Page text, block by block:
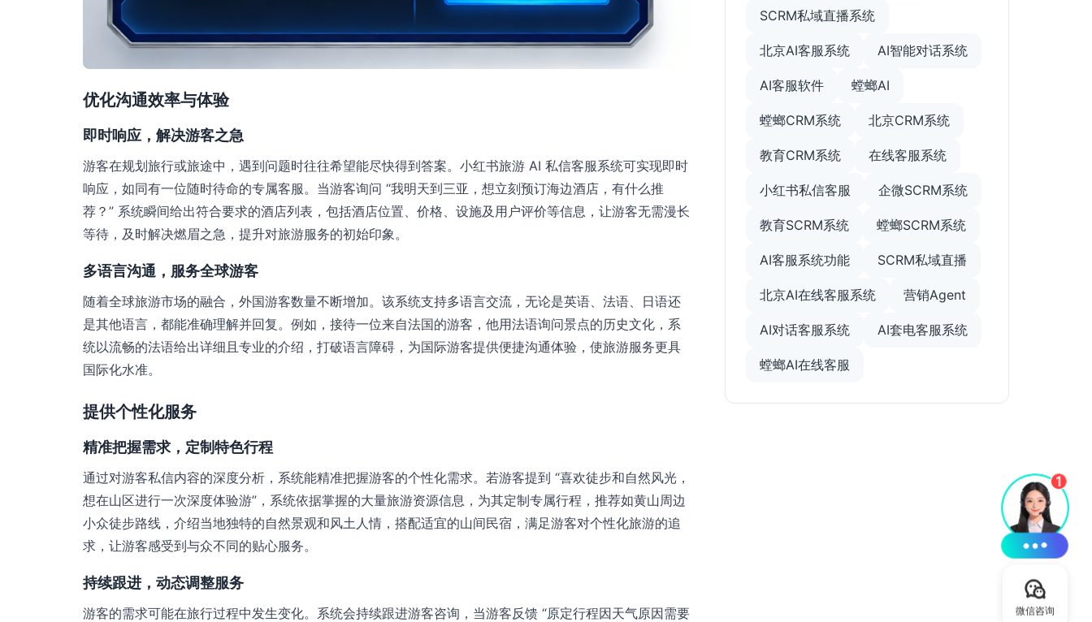
优化沟通效率与体验
即时响应，解决游客之急
游客在规划旅行或旅途中，遇到问题时往往希望能尽快得到答案。小红书旅游 AI 私信客服系统可实现即时
响应，如同有一位随时待命的专属客服。当游客询问 “我明天到三亚，想立刻预订海边酒店，有什么推
荐？” 系统瞬间给出符合要求的酒店列表，包括酒店位置、价格、设施及用户评价等信息，让游客无需漫长
等待，及时解决燃眉之急，提升对旅游服务的初始印象。
多语言沟通，服务全球游客
随着全球旅游市场的融合，外国游客数量不断增加。该系统支持多语言交流，无论是英语、法语、日语还
是其他语言，都能准确理解并回复。例如，接待一位来自法国的游客，他用法语询问景点的历史文化，系
统以流畅的法语给出详细且专业的介绍，打破语言障碍，为国际游客提供便捷沟通体验，使旅游服务更具
国际化水准。
提供个性化服务
精准把握需求，定制特色行程
通过对游客私信内容的深度分析，系统能精准把握游客的个性化需求。若游客提到 “喜欢徒步和自然风光，
想在山区进行一次深度体验游”，系统依据掌握的大量旅游资源信息，为其定制专属行程，推荐如黄山周边
小众徒步路线，介绍当地独特的自然景观和风土人情，搭配适宜的山间民宿，满足游客对个性化旅游的追
求，让游客感受到与众不同的贴心服务。
持续跟进，动态调整服务
游客的需求可能在旅行过程中发生变化。系统会持续跟进游客咨询，当游客反馈 “原定行程因天气原因需要
SCRM私域直播系统
北京AI客服系统 AI智能对话系统
AI客服软件 螳螂AI
螳螂CRM系统 北京CRM系统
教育CRM系统 在线客服系统
小红书私信客服 企微SCRM系统
教育SCRM系统 螳螂SCRM系统
AI客服系统功能 SCRM私域直播
北京AI在线客服系统 营销Agent
AI对话客服系统 AI套电客服系统
螳螂AI在线客服
微信咨询